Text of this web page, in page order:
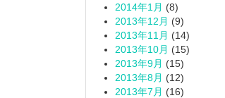
2014年1月 (8)
2013年12月 (9)
2013年11月 (14)
2013年10月 (15)
2013年9月 (15)
2013年8月 (12)
2013年7月 (16)